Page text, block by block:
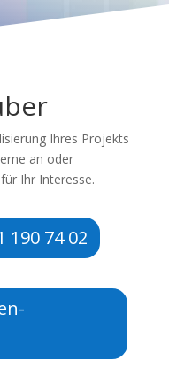
Ihres Projekts
an oder
Ihr Interesse.
190 74 02